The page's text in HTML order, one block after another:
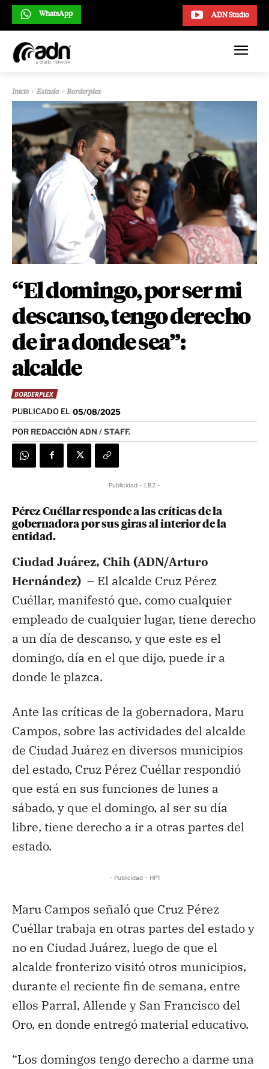
ADN Studio
WhatsApp
Inicio Estado Borderplex
“El domingo, por ser mi
descanso, tengo derecho
de ir a donde sea”:
alcalde
BORDERPLEX
PUBLICADO EL 05/08/2025
POR REDACCIÓN ADN / STAFF.
Publicidad - LB2 -
Pérez Cuéllar responde a las críticas de la
gobernadora por sus giras al interior de la
entidad.
Ciudad Juárez, Chih (ADN/Arturo
Hernández) – El alcalde Cruz Pérez
Cuéllar, manifestó que, como cualquier
empleado de cualquier lugar, tiene derecho
a un día de descanso, y que este es el
domingo, día en el que dijo, puede ir a
donde le plazca.
Ante las críticas de la gobernadora, Maru
Campos, sobre las actividades del alcalde
de Ciudad Juárez en diversos municipios
del estado, Cruz Pérez Cuéllar respondió
que está en sus funciones de lunes a
sábado, y que el domingo, al ser su día
libre, tiene derecho a ir a otras partes del
estado.
- Publicidad - HP1
Maru Campos señaló que Cruz Pérez
Cuéllar trabaja en otras partes del estado y
no en Ciudad Juárez, luego de que el
alcalde fronterizo visitó otros municipios,
durante el reciente fin de semana, entre
ellos Parral, Allende y San Francisco del
Oro, en donde entregó material educativo.
“Los domingos tengo derecho a darme una